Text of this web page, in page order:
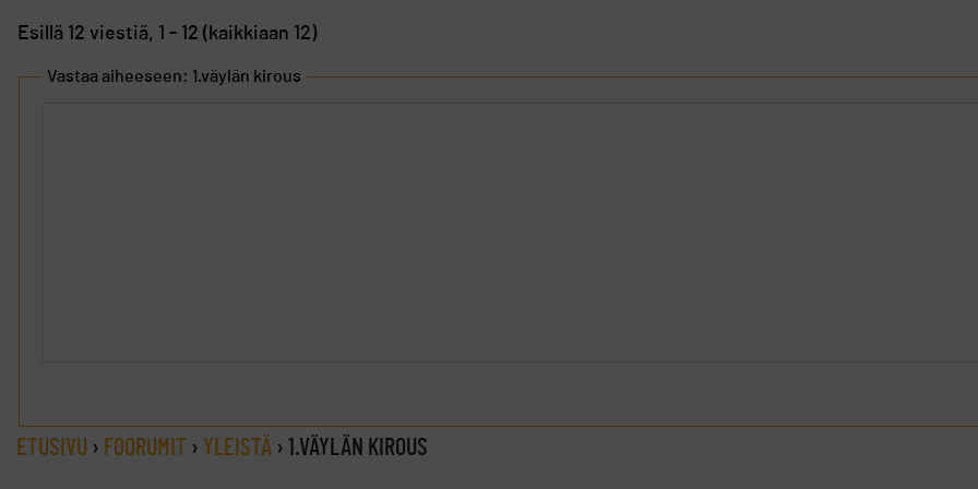
Esillä 12 viestiä, 1 - 12 (kaikkiaan 12)
Vastaa aiheeseen: 1.väylän kirous
ETUSIVU › FOORUMIT › YLEISTÄ › 1.VÄYLÄN KIROUS